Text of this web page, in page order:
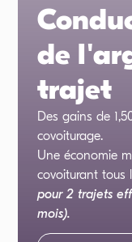
de
trajet
Des gains de
covoiturage.
Une économie
covoiturant tous
pour 2 trajets
mois).